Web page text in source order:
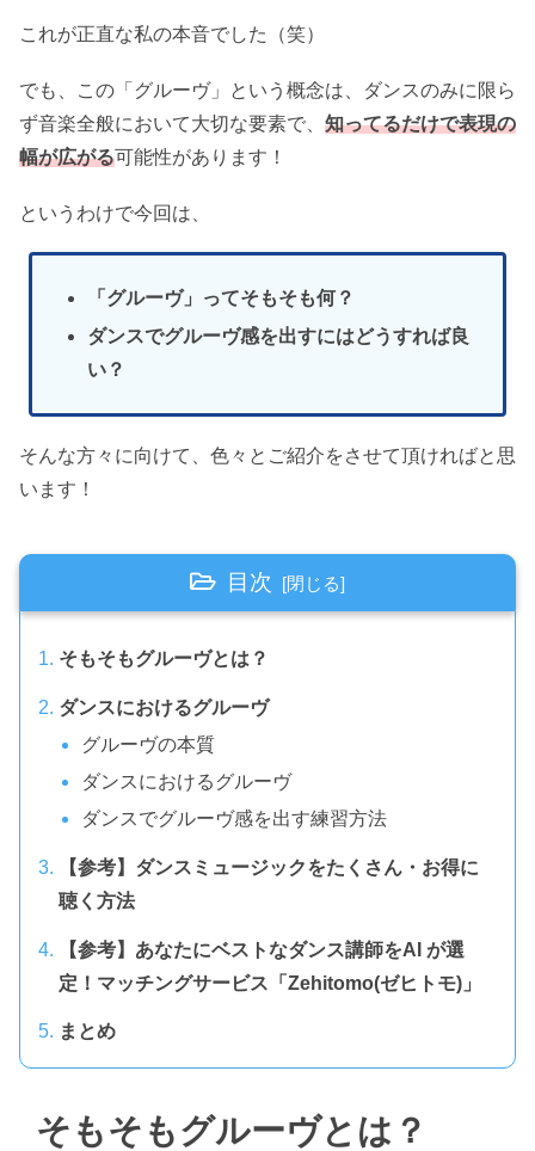
これが正直な私の本音でした（笑）
でも、この「グルーヴ」という概念は、ダンスのみに限ら
ず音楽全般において大切な要素で、 知ってるだけで表現の
幅が広がる可能性があります！
というわけで今回は、
「グルーヴ」ってそもそも何？
ダンスでグルーヴ感を出すにはどうすれば良
い？
そんな方々に向けて、色々とご紹介をさせて頂ければと思
います！
目次
そもそもグルーヴとは？
ダンスにおけるグルーヴ
グルーヴの本質
ダンスにおけるグルーヴ
ダンスでグルーヴ感を出す練習方法
【参考】ダンスミュージックをたくさん・お得に
聴く方法
【参考】あなたにベストなダンス講師をAI が選
定！マッチングサービス「Zehitomo(ゼヒトモ)」
まとめ
そもそもグルーヴとは？